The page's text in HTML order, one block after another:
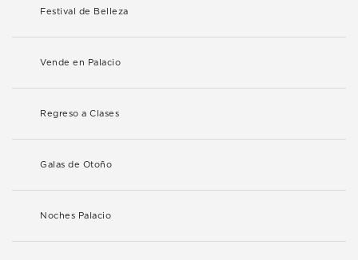
Festival de Belleza
Vende en Palacio
Regreso a Clases
Galas de Otoño
Noches Palacio